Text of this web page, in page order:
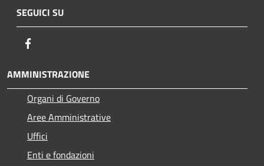
SEGUICI SU
AMMINISTRAZIONE
Organi di Governo
Aree Amministrative
Uffici
Enti e fondazioni